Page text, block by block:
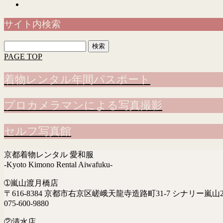
サイト内検索
索:
PAGE TOP
着物レンタル年間パスポート
プロカメラマンによる写真撮影
セルフ写真館
京都着物レンタル 愛和服
-Kyoto Kimono Rental Aiwafuku-
➀嵐山渡月橋店
〒616-8384 京都市右京区嵯峨天龍寺造路町31-7 シナリー嵐山
075-600-9880